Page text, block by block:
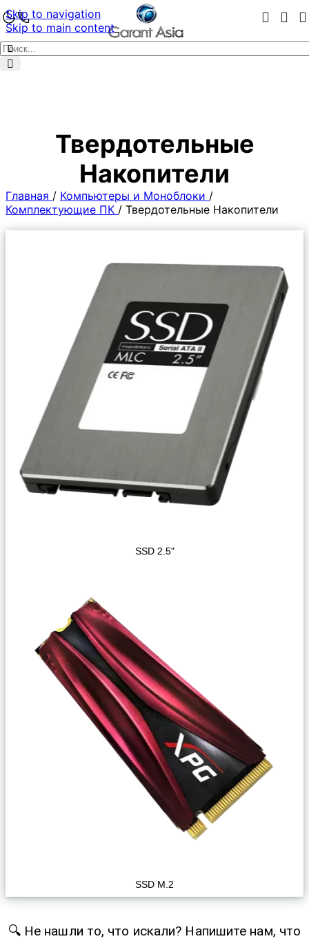
Skip to navigation
Skip to main content
Твердотельные
Накопители
Главная / Компьютеры и Моноблоки /
Комплектующие ПК / Твердотельные Накопители
SSD 2.5"
SSD M.2
🔍 Не нашли то, что искали? Напишите нам, что